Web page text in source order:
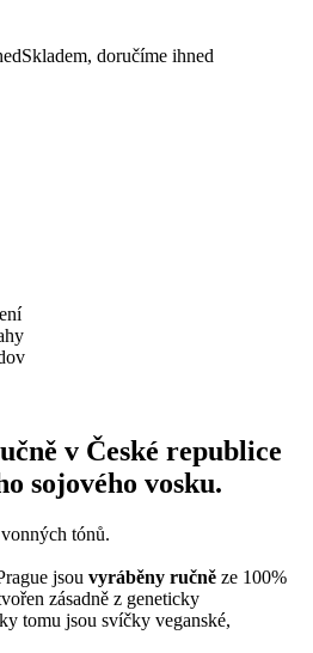
Skladem, doručíme ihned
v České republice
sojového vosku.
tónů.
jsou vyráběny ručně ze 100%
zásadně z geneticky
tomu jsou svíčky veganské,